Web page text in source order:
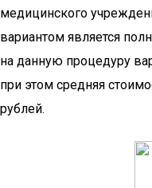
медицинского
вариантом является
на данную процедуру
при этом средняя
рублей.